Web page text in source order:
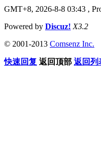
GMT+8, 2026-8-8 03:43 ,
Powered by Discuz! X3.2
© 2001-2013 Comsenz Inc.
快速回复 返回顶部 返回列